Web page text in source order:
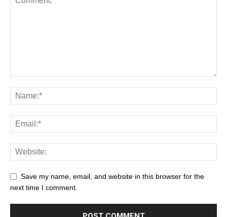
Save my name, email, and website in this browser for the
next time I comment.